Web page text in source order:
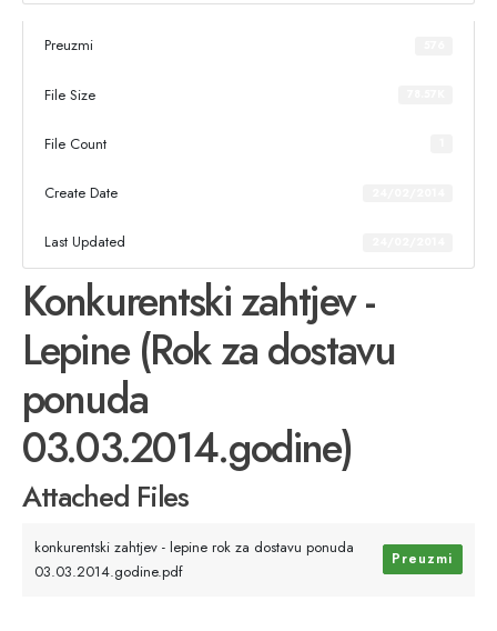
Preuzmi
File Size
File Count
Create Date
Last Updated
Konkurentski zahtjev -
Lepine (Rok za dostavu
ponuda
03.03.2014.godine)
Attached Files
konkurentski zahtjev - lepine rok za dostavu ponuda
03.03.2014.godine.pdf
Preuzmi